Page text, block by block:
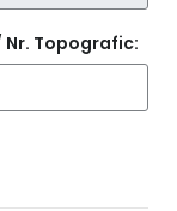
Topografic: